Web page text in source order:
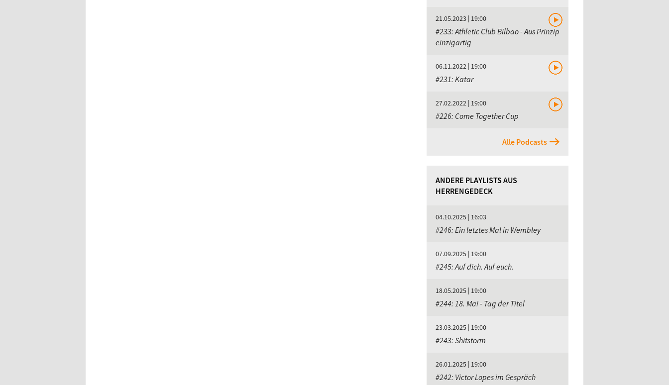
21.05.2023 | 19:00
#233: Athletic Club Bilbao - Aus Prinzip
einzigartig
06.11.2022 | 19:00
#231: Katar
27.02.2022 | 19:00
#226: Come Together Cup
Alle Podcasts
ANDERE PLAYLISTS AUS
HERRENGEDECK
04.10.2025 | 16:03
#246: Ein letztes Mal in Wembley
07.09.2025 | 19:00
#245: Auf dich. Auf euch.
18.05.2025 | 19:00
#244: 18. Mai - Tag der Titel
23.03.2025 | 19:00
#243: Shitstorm
26.01.2025 | 19:00
#242: Victor Lopes im Gespräch